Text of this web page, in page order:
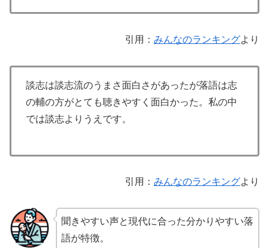
引用： みんなのランキングより
談志は談志流のうまさ面白さがあったが落語は志
の輔の方がとても聴きやすく面白かった。私の中
では談志よりうえです。
引用： みんなのランキングより
聞きやすい声と現代に合った分かりやすい落
語が特徴。